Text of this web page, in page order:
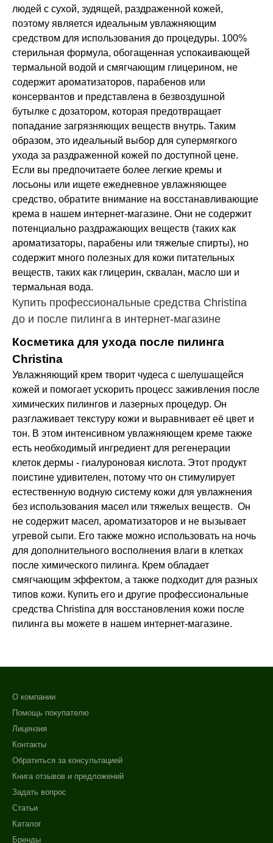
людей с сухой, зудящей, раздраженной кожей,
поэтому является идеальным увлажняющим
средством для использования до процедуры. 100%
стерильная формула, обогащенная успокаивающей
термальной водой и смягчающим глицерином, не
содержит ароматизаторов, парабенов или
консервантов и представлена в безвоздушной
бутылке с дозатором, которая предотвращает
попадание загрязняющих веществ внутрь. Таким
образом, это идеальный выбор для супермягкого
ухода за раздраженной кожей по доступной цене.
Если вы предпочитаете более легкие кремы и
лосьоны или ищете ежедневное увлажняющее
средство, обратите внимание на восстанавливающие
крема в нашем интернет-магазине. Они не содержит
потенциально раздражающих веществ (таких как
ароматизаторы, парабены или тяжелые спирты), но
содержит много полезных для кожи питательных
веществ, таких как глицерин, сквалан, масло ши и
термальная вода.
Купить профессиональные средства Christina
до и после пилинга в интернет-магазине
Косметика для ухода после пилинга
Christina
Увлажняющий крем творит чудеса с шелушащейся
кожей и помогает ускорить процесс заживления после
химических пилингов и лазерных процедур. Он
разглаживает текстуру кожи и выравнивает её цвет и
тон. В этом интенсивном увлажняющем креме также
есть необходимый ингредиент для регенерации
клеток дермы - гиалуроновая кислота. Этот продукт
поистине удивителен, потому что он стимулирует
естественную водную систему кожи для увлажнения
без использования масел или тяжелых веществ. Он
не содержит масел, ароматизаторов и не вызывает
угревой сыпи. Его также можно использовать на ночь
для дополнительного восполнения влаги в клетках
после химического пилинга. Крем обладает
смягчающим эффектом, а также подходит для разных
типов кожи. Купить его и другие профессиональные
средства Christina для восстановления кожи после
пилинга вы можете в нашем интернет-магазине.
О компании
Помощь покупателю
Лицензия
Контакты
Обратиться за консультацией
Книга отзывов и предложений
Задать вопрос
Статьи
Каталог
Бренды